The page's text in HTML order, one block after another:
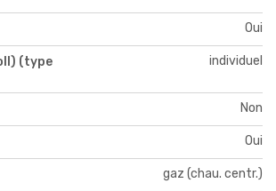
Oui
(type
individuel
Non
Oui
gaz (chau. centr.)